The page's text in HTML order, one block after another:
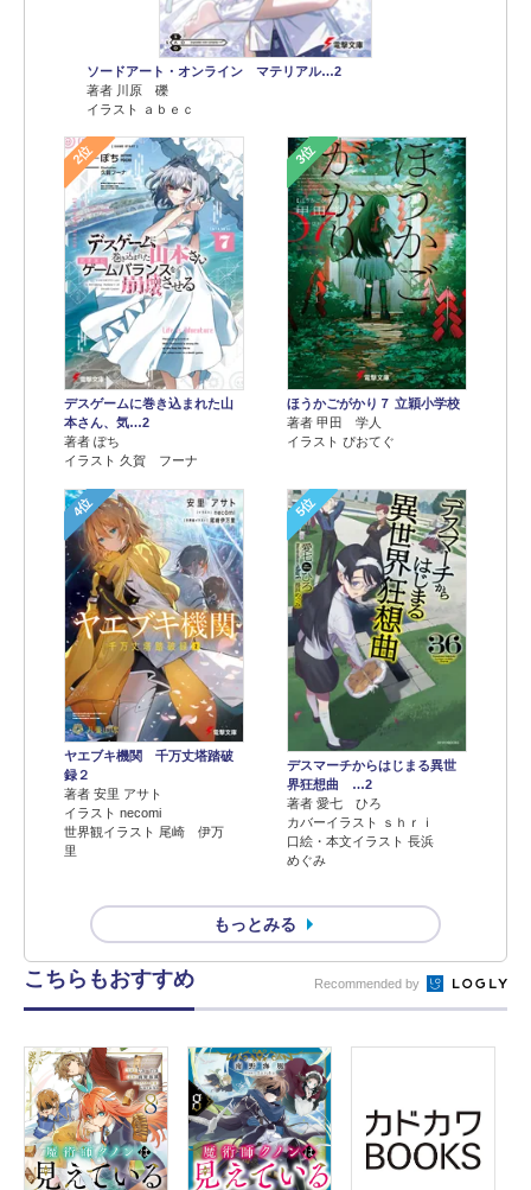
ソードアート・オンライン マテリアル…2
著者 川原 礫
イラスト ａｂｅｃ
2位
デスゲームに巻き込まれた山
本さん、気…2
著者 ぽち
イラスト 久賀 フーナ
3位
ほうかごがかり７ 立穎小学校
著者 甲田 学人
イラスト ぴおてぐ
4位
ヤエブキ機関 千万丈塔踏破
録２
著者 安里 アサト
イラスト necomi
世界観イラスト 尾崎 伊万
里
5位
デスマーチからはじまる異世
界狂想曲 …2
著者 愛七 ひろ
カバーイラスト ｓｈｒｉ
口絵・本文イラスト 長浜
めぐみ
もっとみる
こちらもおすすめ Recommended by